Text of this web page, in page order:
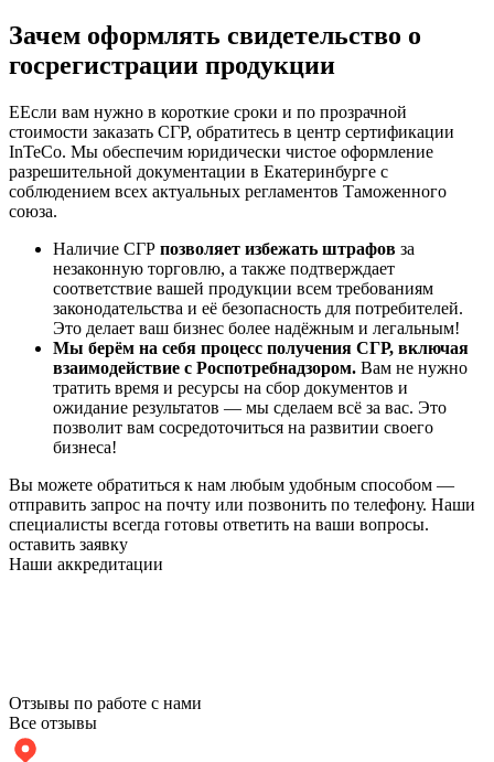
Зачем оформлять свидетельство о
госрегистрации продукции
ЕЕсли вам нужно в короткие сроки и по прозрачной
стоимости заказать СГР, обратитесь в центр сертификации
InTeCo. Мы обеспечим юридически чистое оформление
разрешительной документации в Екатеринбурге с
соблюдением всех актуальных регламентов Таможенного
союза.
Наличие СГР позволяет избежать штрафов за
незаконную торговлю, а также подтверждает
соответствие вашей продукции всем требованиям
законодательства и её безопасность для потребителей.
Это делает ваш бизнес более надёжным и легальным!
Мы берём на себя процесс получения СГР, включая
взаимодействие с Роспотребнадзором. Вам не нужно
тратить время и ресурсы на сбор документов и
ожидание результатов — мы сделаем всё за вас. Это
позволит вам сосредоточиться на развитии своего
бизнеса!
Вы можете обратиться к нам любым удобным способом —
отправить запрос на почту или позвонить по телефону. Наши
специалисты всегда готовы ответить на ваши вопросы.
оставить заявку
Наши аккредитации
Отзывы по работе с нами
Все отзывы